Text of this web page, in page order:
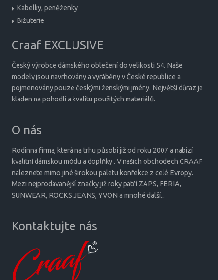
Kabelky, peněženky
Bižuterie
Craaf EXCLUSIVE
Český výrobce dámského oblečení do velikosti 54. Naše
modely jsou navrhovány a vyráběny v České republice a
pojmenovány pouze českými ženskými jmény. Největší důraz je
kladen na pohodlí a kvalitu použitých materiálů.
O nás
Rodinná firma, která na trhu působí již od roku 2007 a nabízí
kvalitní dámskou módu a doplňky . V našich obchodech CRAAF
naleznete mimo jiné širokou paletu konfekce z celé Evropy.
Mezi nejprodávanější značky již roky patří ZAPS, FERIA,
SUNWEAR, ROCKS JEANS, YVON a mnohé další...
Kontaktujte nás